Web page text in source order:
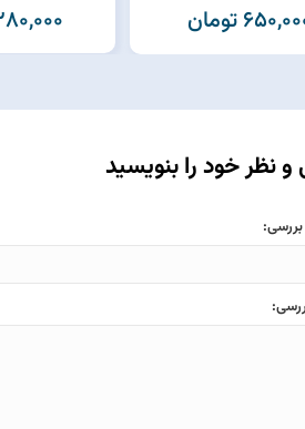
تومان 1,280,000
و نظر خود را بنویسید